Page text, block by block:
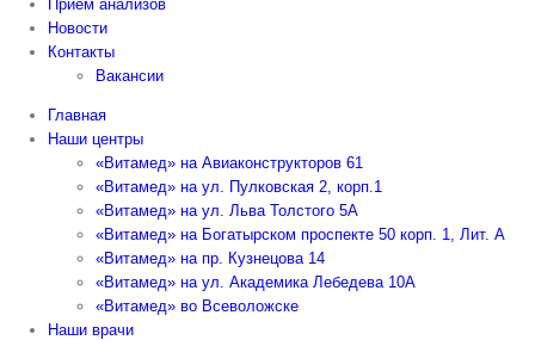
Прием анализов
Новости
Контакты
Вакансии
Главная
Наши центры
«Витамед» на Авиаконструкторов 61
«Витамед» на ул. Пулковская 2, корп.1
«Витамед» на ул. Льва Толстого 5А
«Витамед» на Богатырском проспекте 50 корп. 1, Лит. А
«Витамед» на пр. Кузнецова 14
«Витамед» на ул. Академика Лебедева 10А
«Витамед» во Всеволожске
Наши врачи